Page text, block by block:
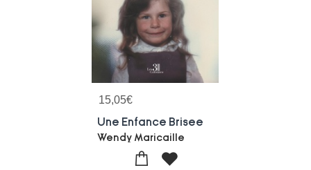
15,05€
Une Enfance Brisee
Wendy Maricaille